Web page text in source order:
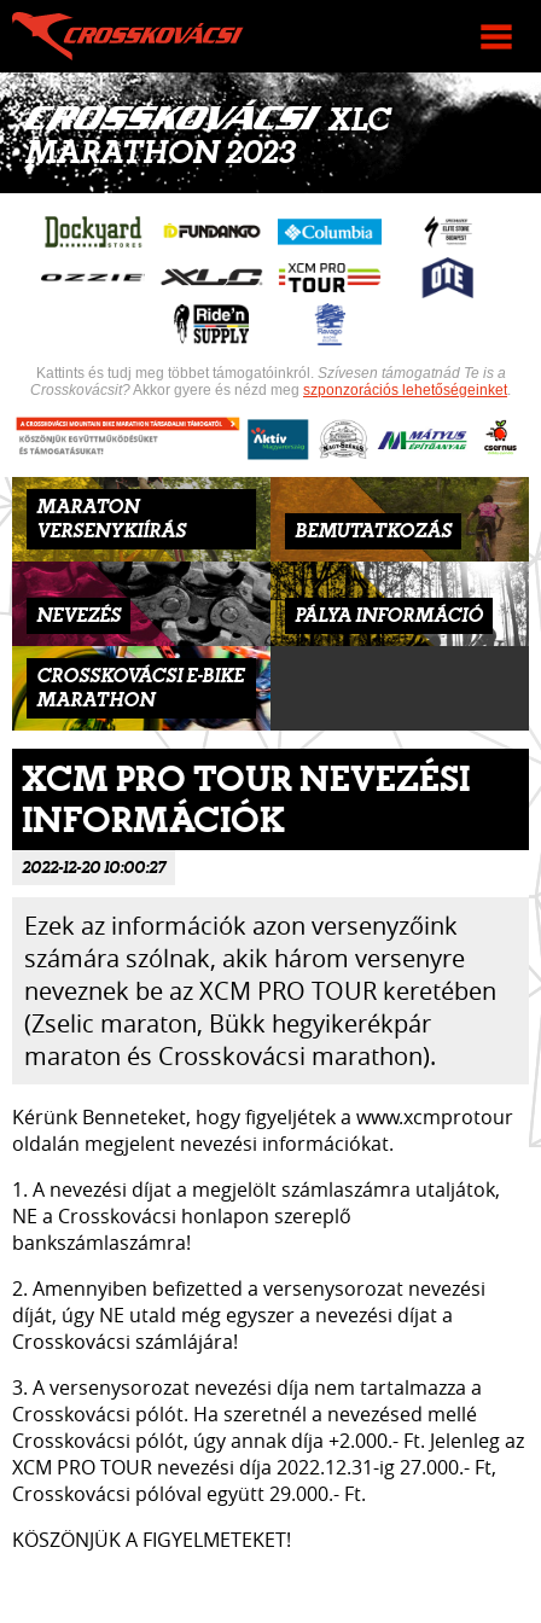
XLC
MARATHON 2023
Kattints és tudj meg többet támogatóinkról. Szívesen támogatnád Te is a
Crosskovácsit?Akkor gyere és nézd meg szponzorációs lehetőségeinket.
MARATON
VERSENYKIÍRÁS
BEMUTATKOZÁS
NEVEZÉS PÁLYA INFORMÁCIÓ
CROSSKOVÁCSI E-BIKE
MARATHON
XCM PRO TOUR NEVEZÉSI
INFORMÁCIÓK
2022-12-20 10:00:27
Ezek az információk azon versenyzőink
számára szólnak, akik három versenyre
neveznek be az XCM PRO TOUR keretében
(Zselic maraton, Bükk hegyikerékpár
maraton és Crosskovácsi marathon).
Kérünk Benneteket, hogy figyeljétek a www.xcmprotour
oldalán megjelent nevezési információkat.
1. A nevezési díjat a megjelölt számlaszámra utaljátok,
NE a Crosskovácsi honlapon szereplő
bankszámlaszámra!
2. Amennyiben befizetted a versenysorozat nevezési
díját, úgy NE utald még egyszer a nevezési díjat a
Crosskovácsi számlájára!
3. A versenysorozat nevezési díja nem tartalmazza a
Crosskovácsi pólót. Ha szeretnél a nevezésed mellé
Crosskovácsi pólót, úgy annak díja +2.000.- Ft. Jelenleg az
XCM PRO TOUR nevezési díja 2022.12.31-ig 27.000.- Ft,
Crosskovácsi pólóval együtt 29.000.- Ft.
KÖSZÖNJÜK A FIGYELMETEKET!